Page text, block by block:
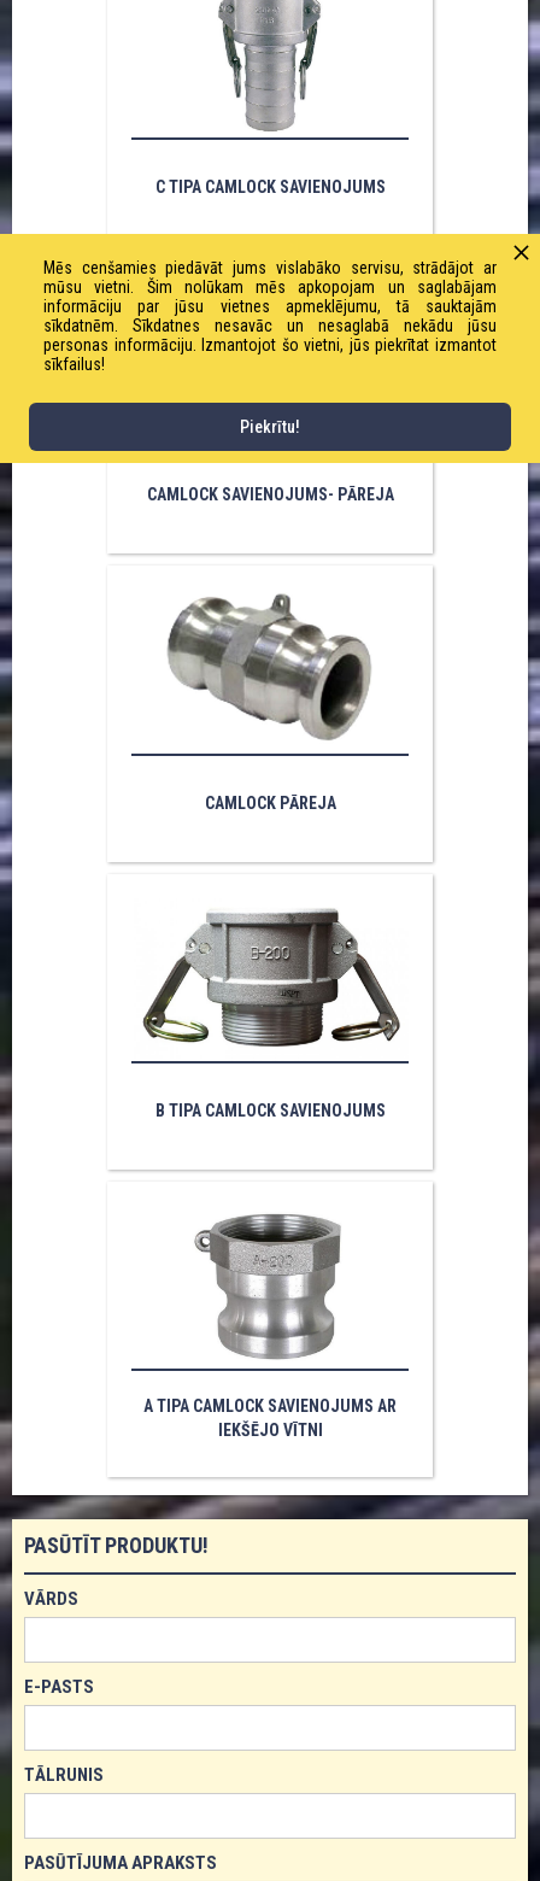
C TIPA CAMLOCK SAVIENOJUMS
CAMLOCK SAVIENOJUMS- PĀREJA
CAMLOCK PĀREJA
B TIPA CAMLOCK SAVIENOJUMS
A TIPA CAMLOCK SAVIENOJUMS AR
IEKŠĒJO VĪTNI
PASŪTĪT PRODUKTU!
VĀRDS
E-PASTS
TĀLRUNIS
PASŪTĪJUMA APRAKSTS
Mēs cenšamies piedāvāt jums vislabāko servisu, strādājot ar
mūsu vietni. Šim nolūkam mēs apkopojam un saglabājam
informāciju par jūsu vietnes apmeklējumu, tā sauktajām
sīkdatnēm. Sīkdatnes nesavāc un nesaglabā nekādu jūsu
personas informāciju. Izmantojot šo vietni, jūs piekrītat izmantot
sīkfailus!
Piekrītu!